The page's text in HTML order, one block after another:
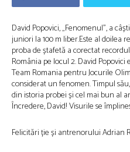
David Popovici, „Fenomenul”, a
juniori la 100 m liber.Este al doilea
proba de ștafetă a corectat
România pe locul 2. David
Team Romania pentru Jocurile
considerat un fenomen. Timpul
din istoria probei și cel mai bun al
Încredere, David! Visurile se
Felicitări ție și antrenorului Adrian